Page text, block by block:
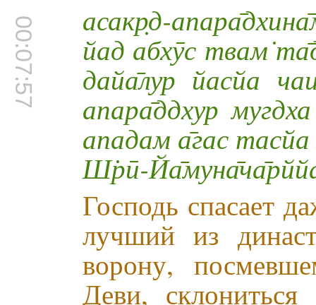
00:07:57 асакр̣д-
йад абхӯс твам̇
дайа̄лур йасйа
апара̄ддхур
ападам а̄гас
Ш̇рӣ-
Господь спасает
лучший из
ворону,
Деви,